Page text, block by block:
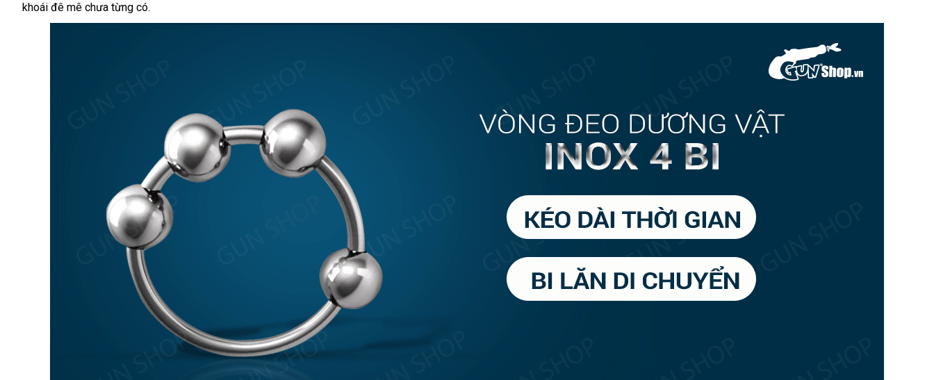
khoái đê mê chưa từng có.